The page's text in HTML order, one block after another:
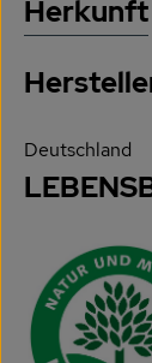
Herkunft
Deutschland